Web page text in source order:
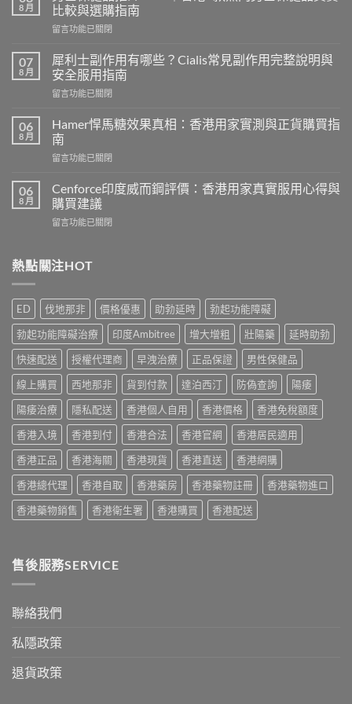
8 月
比較與選購指南
在
士
保
健
品
介
2026
｜
香
5
款
門
保
真
實
比
較
與
選
購
指
南〉
中
留言功能已關閉
07
8 月
犀利士副作用有哪些？Cialis常見副作用完整說明與
安全服用指南
在
利
士
副
作
有
哪
些？
Cialis
副
完
整
說
明
與
安
全
服
用
指
南〉
中
留言功能已關閉
06
8 月
Hamer悍馬糖效果真相：香港用家實測與正貨購買指
南
在
悍
馬
糖
效
相：
用
家
實
測
與
正
貨
購
買
指
南〉
中
留言功能已關閉
06
8 月
Cenforce印度威而鋼評價：香港用家真實服用心得與
購買建議
在
度
威
鋼
評
價：
香
港
用
家
真
實
服
用
心
得
與
購
買
建
留言功能已關閉
熱點關注HOT
ED 伐地那非 價格優惠 助勃延時
勃起功能障礙
勃起功能障礙治療
印度Ambitree 增大增粗 壯陽藥
延時助勃
快速配送
授權代理商 早洩治療 正品保證
男性保健品
線上購買
西地那非 貨到付款 達泊西汀 防偽查詢
陽痿
陽痿治療
隱私配送 香港個人自用 香港價格
香港免稅額度
香港入境
香港到付 香港合法 香港官網
香港居民適用
香港正品
香港海關 香港現貨 香港直送
香港網購
香港總代理
香港自取 香港藥房 香港藥物註冊
香港藥物進口
香港藥物銷售
香港衛生署 香港購買 香港配送
售後服務SERVICE
聯絡我們
私隱政策
退貨政策